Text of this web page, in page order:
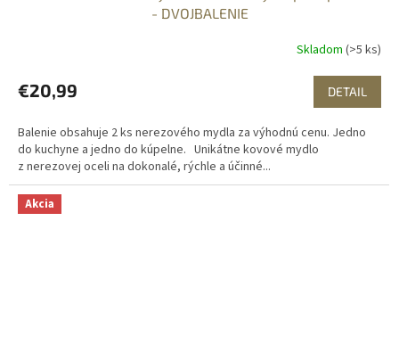
- DVOJBALENIE
Skladom (>5 ks)
€20,99 DETAIL
Balenie obsahuje 2 ks nerezového mydla za výhodnú cenu. Jedno
do kuchyne a jedno do kúpelne. Unikátne kovové mydlo
z nerezovej oceli na dokonalé, rýchle a účinné...
Akcia